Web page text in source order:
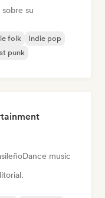
su
folk
Indie pop
punk
Dance music